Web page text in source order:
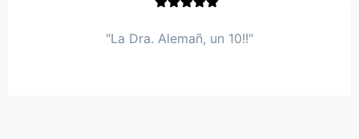
"La Dra. Alemañ, un 10!!"